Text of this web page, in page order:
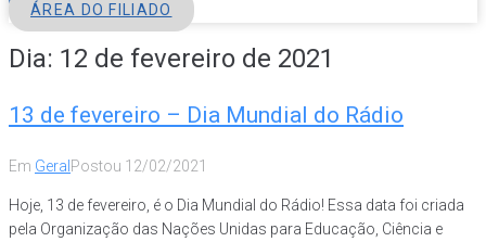
ÁREA DO FILIADO
Dia: 12 de fevereiro de 2021
13 de fevereiro – Dia Mundial do Rádio
Em GeralPostou 12/02/2021
Hoje, 13 de fevereiro, é o Dia Mundial do Rádio! Essa data foi criada
pela Organização das Nações Unidas para Educação, Ciência e